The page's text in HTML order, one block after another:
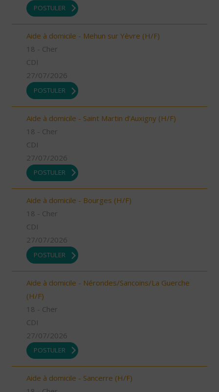
POSTULER
Aide à domicile - Mehun sur Yèvre (H/F)
18 - Cher
CDI
27/07/2026
POSTULER
Aide à domicile - Saint Martin d'Auxigny (H/F)
18 - Cher
CDI
27/07/2026
POSTULER
Aide à domicile - Bourges (H/F)
18 - Cher
CDI
27/07/2026
POSTULER
Aide à domicile - Nérondes/Sancoins/La Guerche
(H/F)
18 - Cher
CDI
27/07/2026
POSTULER
Aide à domicile - Sancerre (H/F)